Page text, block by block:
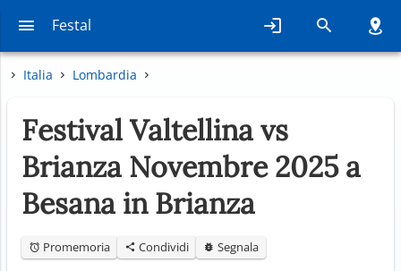
Festal
Italia Lombardia
Festival Valtellina vs
Brianza Novembre 2025 a
Besana in Brianza
Promemoria Condividi Segnala